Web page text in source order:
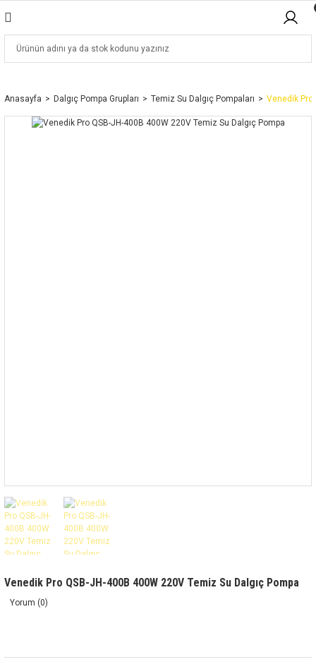
Anasayfa Dalgıç Pompa Grupları Temiz Su Dalgıç Pompaları Venedik Pro
Venedik Pro QSB-JH-400B 400W 220V Temiz Su Dalgıç Pompa
Yorum (0)